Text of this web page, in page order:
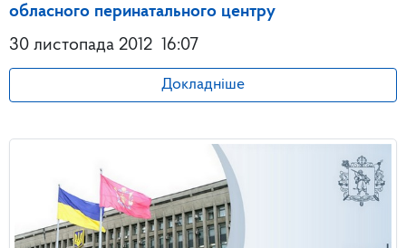
обласного перинатального центру
30 листопада 2012 16:07
Докладніше